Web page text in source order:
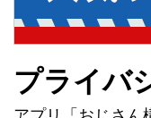
プライバ